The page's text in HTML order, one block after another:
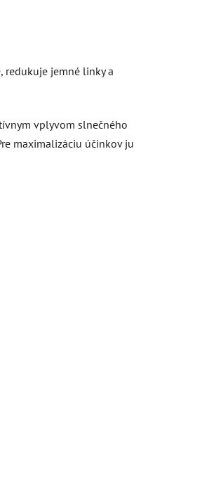
jemné linky a
vplyvom slnečného
maximalizáciu účinkov ju